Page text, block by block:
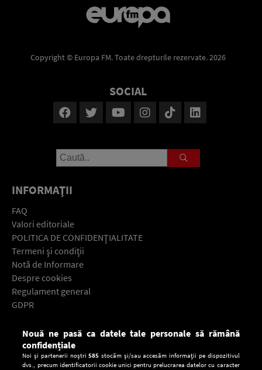
Copyright © Europa FM. Toate drepturile rezervate. 2026
SOCIAL
INFORMAŢII
FAQ
Valori editoriale
POLITICA DE CONFIDENŢIALITATE
Termeni şi condiţii
Notă de Informare
Despre cookies
Regulament general
GDPR
Descarcă gratuit aplicaţia Europa FM pentru smartphone:
Nouă ne pasă ca datele tale personale să rămână
confidențiale
Noi și partenerii noștri585 stocăm și/sau accesăm informații pe dispozitivul
dvs., precum identificatorii cookie unici pentru prelucrarea datelor cu caracter